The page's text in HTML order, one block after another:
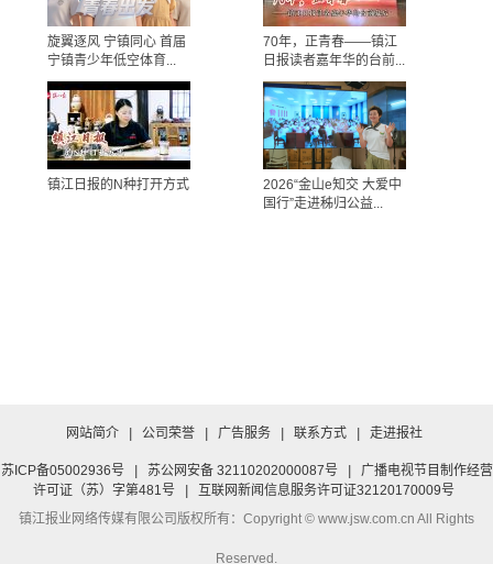
旋翼逐风 宁镇同心 首届
宁镇青少年低空体育...
70年，正青春——镇江
日报读者嘉年华的台前...
镇江日报的N种打开方式
2026“金山e知交 大爱中
国行”走进秭归公益...
网站简介 | 公司荣誉 | 广告服务 | 联系方式 | 走进报社
苏ICP备05002936号 | 苏公网安备 32110202000087号 |
广播电视节目制作经营
许可证（苏）字第481号
|
互联网新闻信息服务许可证32120170009号
镇江报业网络传媒有限公司版权所有：Copyright © www.jsw.com.cn All Rights
Reserved.